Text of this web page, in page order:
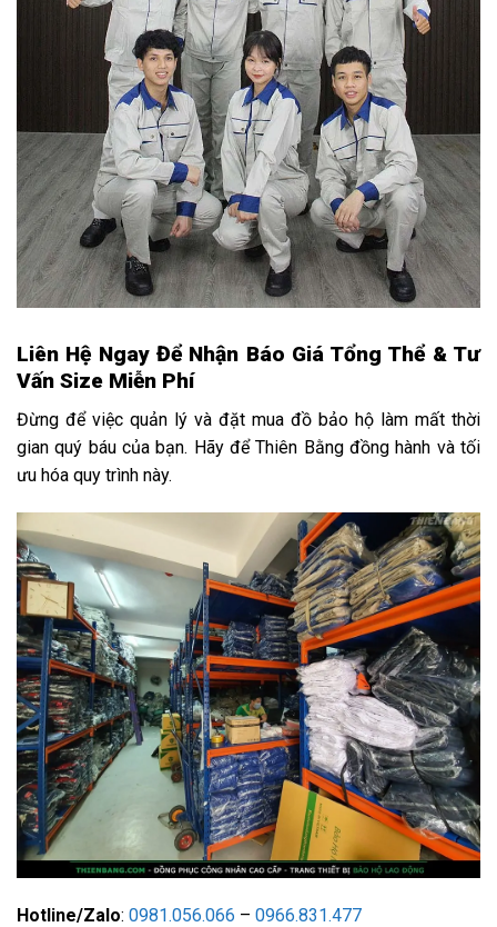
Liên Hệ Ngay Để Nhận Báo Giá Tổng Thể & Tư
Vấn Size Miễn Phí
Đừng để việc quản lý và đặt mua đồ bảo hộ làm mất thời
gian quý báu của bạn. Hãy để Thiên Bằng đồng hành và tối
ưu hóa quy trình này.
Hotline/Zalo: 0981.056.066 – 0966.831.477